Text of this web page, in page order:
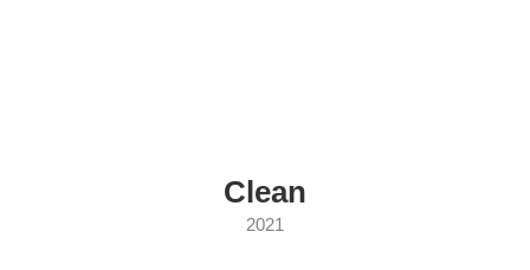
Clean
2021